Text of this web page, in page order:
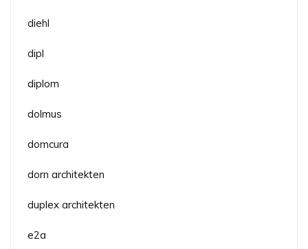
diehl
dipl
diplom
dolmus
domcura
dorn architekten
duplex architekten
e2a